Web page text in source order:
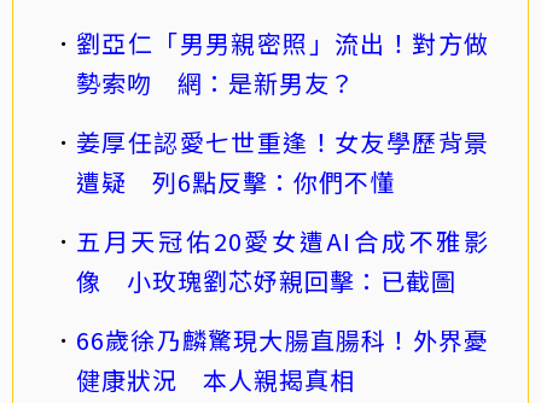
劉亞仁「男男親密照」流出！對方做
勢索吻 網：是新男友？
姜厚任認愛七世重逢！女友學歷背景
遭疑 列6點反擊：你們不懂
五月天冠佑20愛女遭AI合成不雅影
像 小玫瑰劉芯妤親回擊：已截圖
66歲徐乃麟驚現大腸直腸科！外界憂
健康狀況 本人親揭真相